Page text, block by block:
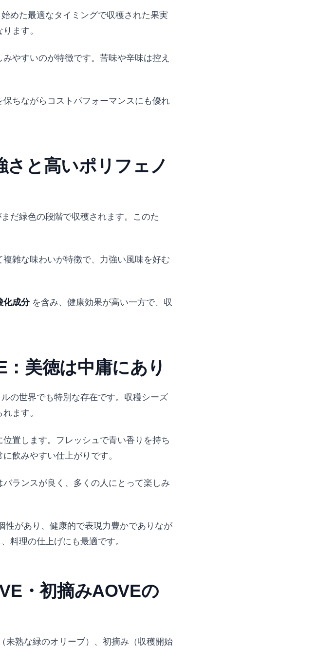
めた最適なタイミングで収穫された果実
ます。
やすいのが特徴です。苦味や辛味は控え
ちながらコストパフォーマンスにも優れ
さと高いポリフェノ
だ緑色の段階で収穫されます。このた
雑な味わいが特徴で、力強い風味を好む
化成分を含み、健康効果が高い一方で、収
美徳は中庸にあり
の世界でも特別な存在です。収穫シーズ
ます。
位置します。フレッシュで青い香りを持ち
飲みやすい仕上がりです。
ランスが良く、多くの人にとって楽しみ
性があり、健康的で表現力豊かでありなが
料理の仕上げにも最適です。
・初摘みAOVEの
未熟な緑のオリーブ）、初摘み（収穫開始